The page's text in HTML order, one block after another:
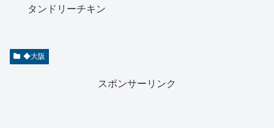
タンドリーチキン
◆大阪
スポンサーリンク